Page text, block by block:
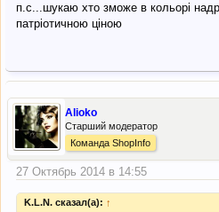
п.с...шукаю хто зможе в кольорі
патріотичною ціною
Alioko
Старший модератор
Команда ShopInfo
27 Октябрь 2014 в 14:55
K.L.N. сказал(а): ↑